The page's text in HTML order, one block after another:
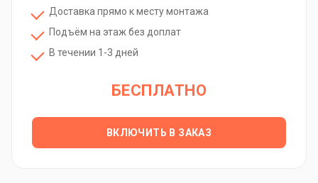
Доставка прямо к месту монтажа
Подъём на этаж без доплат
В течении 1-3 дней
БЕСПЛАТНО
ВКЛЮЧИТЬ В ЗАКАЗ